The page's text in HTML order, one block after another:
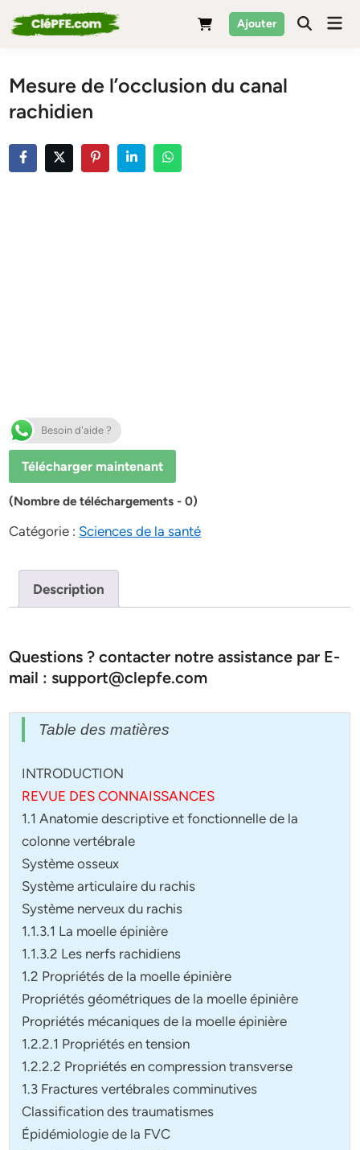
to
Ajouter
Mesure de l’occlusion du canal
rachidien
Besoin d'aide ?
Télécharger maintenant
(Nombre de téléchargements - 0)
Catégorie : Sciences de la santé
Description
Questions ? contacter notre assistance par E-
mail : support@clepfe.com
Table des matières
INTRODUCTION
REVUE DES CONNAISSANCES
1.1 Anatomie descriptive et fonctionnelle de la
colonne vertébrale
Système osseux
Système articulaire du rachis
Système nerveux du rachis
1.1.3.1 La moelle épinière
1.1.3.2 Les nerfs rachidiens
1.2 Propriétés de la moelle épinière
Propriétés géométriques de la moelle épinière
Propriétés mécaniques de la moelle épinière
1.2.2.1 Propriétés en tension
1.2.2.2 Propriétés en compression transverse
1.3 Fractures vertébrales comminutives
Classification des traumatismes
Épidémiologie de la FVC